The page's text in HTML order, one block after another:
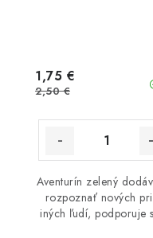
1,75 €
2,50 €
Aventurín zelený
rozpoznať nových
iných ľudí, podporuje